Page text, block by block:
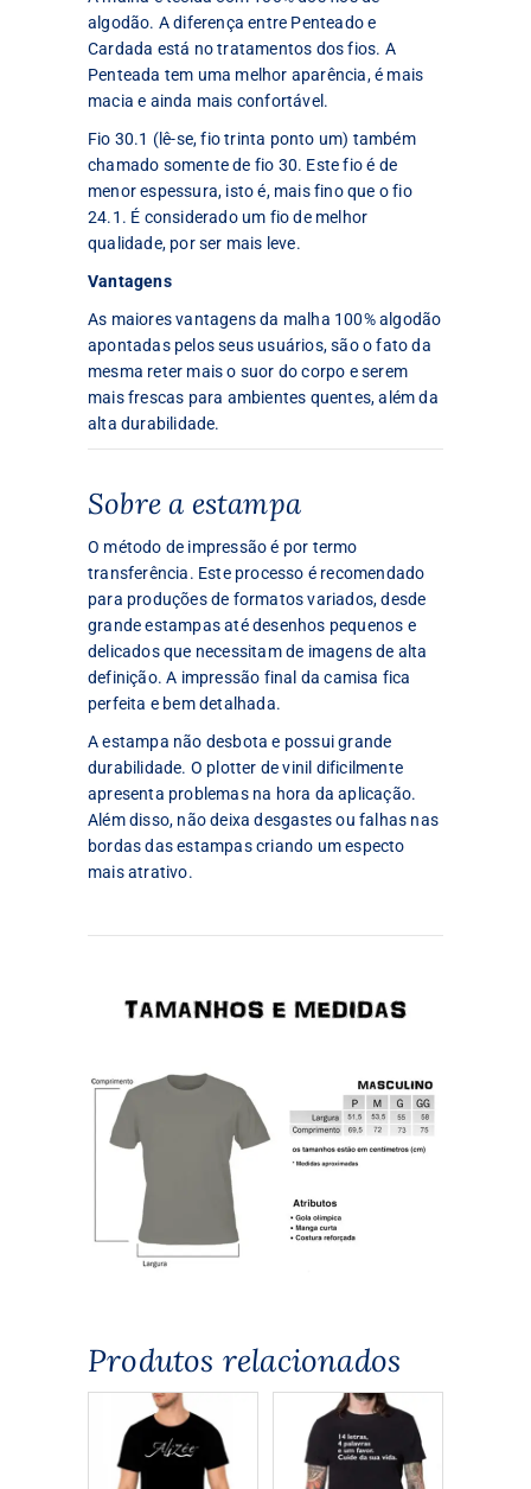
algodão. A diferença entre Penteado e
Cardada está no tratamentos dos fios. A
Penteada tem uma melhor aparência, é mais
macia e ainda mais confortável.
Fio 30.1 (lê-se, fio trinta ponto um) também
chamado somente de fio 30. Este fio é de
menor espessura, isto é, mais fino que o fio
24.1. É considerado um fio de melhor
qualidade, por ser mais leve.
Vantagens
As maiores vantagens da malha 100% algodão
apontadas pelos seus usuários, são o fato da
mesma reter mais o suor do corpo e serem
mais frescas para ambientes quentes, além da
alta durabilidade.
Sobre a estampa
O método de impressão é por termo
transferência. Este processo é recomendado
para produções de formatos variados, desde
grande estampas até desenhos pequenos e
delicados que necessitam de imagens de alta
definição. A impressão final da camisa fica
perfeita e bem detalhada.
A estampa não desbota e possui grande
durabilidade. O plotter de vinil dificilmente
apresenta problemas na hora da aplicação.
Além disso, não deixa desgastes ou falhas nas
bordas das estampas criando um especto
mais atrativo.
Produtos relacionados